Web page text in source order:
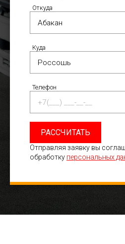
Откуда
Куда
Телефон
РАССЧИТАТЬ
Отправляя заявку вы
обработку персональных